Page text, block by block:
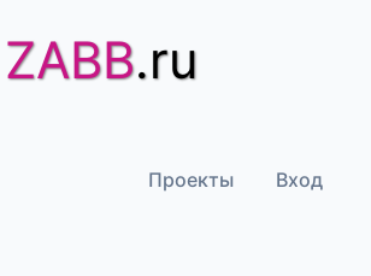
ZABB.ru
Проекты Вход